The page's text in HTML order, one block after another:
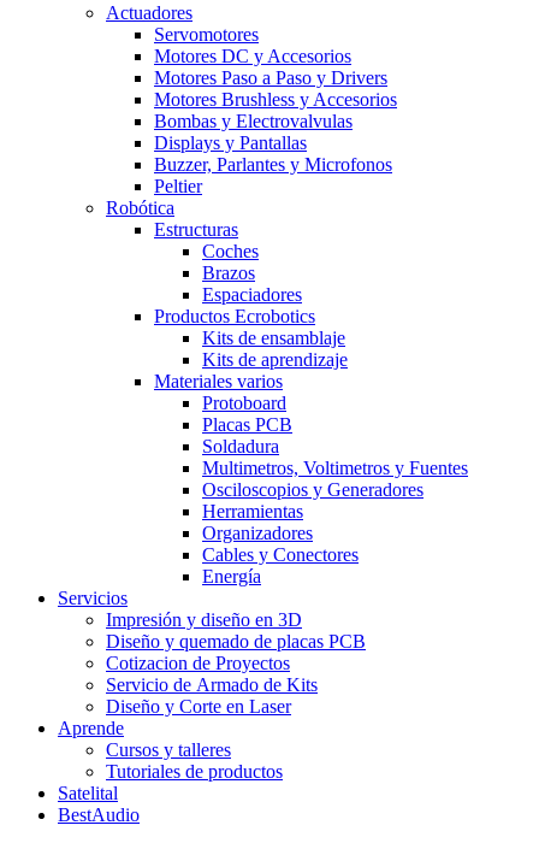
Actuadores
Servomotores
Motores DC y Accesorios
Motores Paso a Paso y Drivers
Motores Brushless y Accesorios
Bombas y Electrovalvulas
Displays y Pantallas
Buzzer, Parlantes y Microfonos
Peltier
Robótica
Estructuras
Coches
Brazos
Espaciadores
Productos Ecrobotics
Kits de ensamblaje
Kits de aprendizaje
Materiales varios
Protoboard
Placas PCB
Soldadura
Multimetros, Voltimetros y Fuentes
Osciloscopios y Generadores
Herramientas
Organizadores
Cables y Conectores
Energía
Servicios
Impresión y diseño en 3D
Diseño y quemado de placas PCB
Cotizacion de Proyectos
Servicio de Armado de Kits
Diseño y Corte en Laser
Aprende
Cursos y talleres
Tutoriales de productos
Satelital
BestAudio